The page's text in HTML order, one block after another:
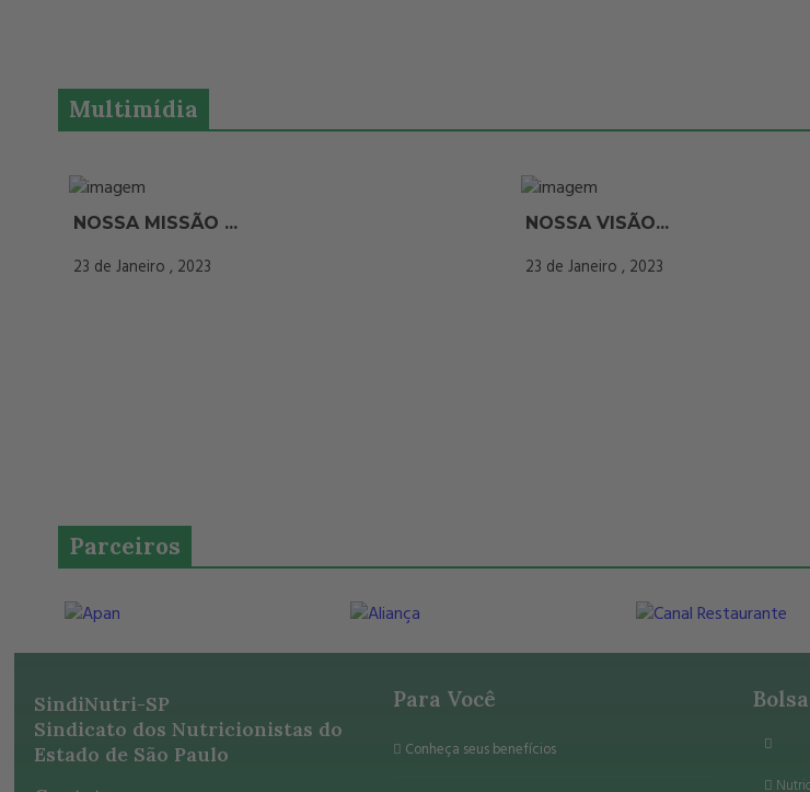
Multimídia
NOSSA MISSÃO ...
23 de Janeiro , 2023
NOSSA VISÃO...
23 de Janeiro , 2023
Parceiros
SindiNutri-SP
Sindicato dos Nutricionistas do
Estado de São Paulo
Para Você
Conheça seus benefícios